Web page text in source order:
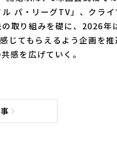
パ・リーグTV」、クラ
取り組みを礎に、2026年
じてもらえるよう企画を
感を広げていく。
記事へ